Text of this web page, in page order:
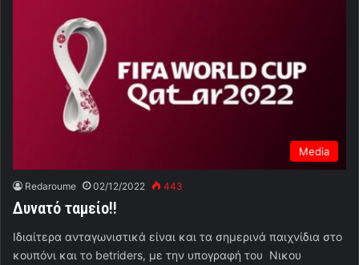
Media
Redaroume 02/12/2022 443
Δυνατό ταμείο!!
Ιδιαίτερα ανταγωνιστικά είναι και τα σημερινά παιχνίδια στο
κουπόνι και το betriders, με την υπογραφή του Νικου